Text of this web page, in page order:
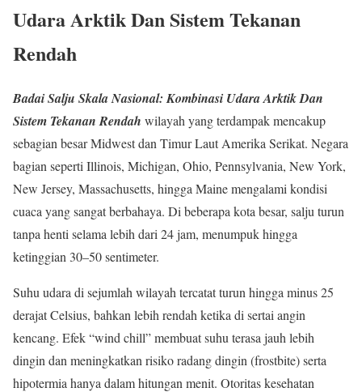
Udara Arktik Dan Sistem Tekanan
Rendah
Badai Salju Skala Nasional: Kombinasi Udara Arktik Dan
Sistem Tekanan Rendah wilayah yang terdampak mencakup
sebagian besar Midwest dan Timur Laut Amerika Serikat. Negara
bagian seperti Illinois, Michigan, Ohio, Pennsylvania, New York,
New Jersey, Massachusetts, hingga Maine mengalami kondisi
cuaca yang sangat berbahaya. Di beberapa kota besar, salju turun
tanpa henti selama lebih dari 24 jam, menumpuk hingga
ketinggian 30–50 sentimeter.
Suhu udara di sejumlah wilayah tercatat turun hingga minus 25
derajat Celsius, bahkan lebih rendah ketika di sertai angin
kencang. Efek “wind chill” membuat suhu terasa jauh lebih
dingin dan meningkatkan risiko radang dingin (frostbite) serta
hipotermia hanya dalam hitungan menit. Otoritas kesehatan